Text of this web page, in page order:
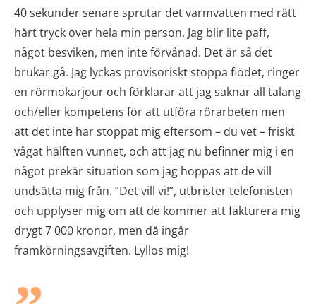
40 sekunder senare sprutar det varmvatten med rätt
hårt tryck över hela min person. Jag blir lite paff,
något besviken, men inte förvånad. Det är så det
brukar gå. Jag lyckas provisoriskt stoppa flödet, ringer
en rörmokarjour och förklarar att jag saknar all talang
och/eller kompetens för att utföra rörarbeten men
att det inte har stoppat mig eftersom – du vet – friskt
vågat hälften vunnet, och att jag nu befinner mig i en
något prekär situation som jag hoppas att de vill
undsätta mig från. ”Det vill vi!”, utbrister telefonisten
och upplyser mig om att de kommer att fakturera mig
drygt 7 000 kronor, men då ingår
framkörningsavgiften. Lyllos mig!